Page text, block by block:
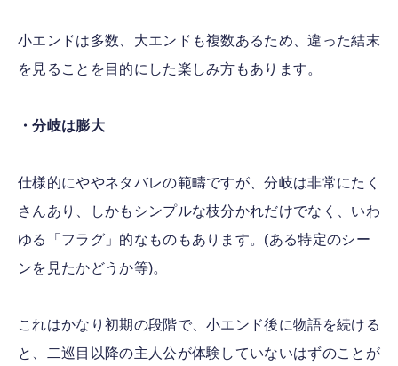
小エンドは多数、大エンドも複数あるため、違った結末
を見ることを目的にした楽しみ方もあります。
・分岐は膨大
仕様的にややネタバレの範疇ですが、分岐は非常にたく
さんあり、しかもシンプルな枝分かれだけでなく、いわ
ゆる「フラグ」的なものもあります。(ある特定のシー
ンを見たかどうか等)。
これはかなり初期の段階で、小エンド後に物語を続ける
と、二巡目以降の主人公が体験していないはずのことが